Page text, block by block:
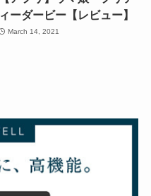
ィーダービー【レビュー】
March 14, 2021